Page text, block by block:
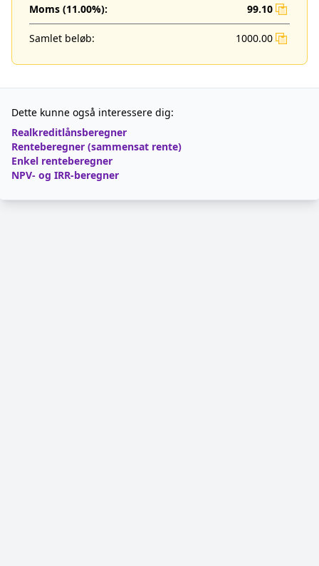
Moms (11.00%): 99.10
Samlet beløb: 1000.00
Dette kunne også interessere dig:
Realkreditlånsberegner
Renteberegner (sammensat rente)
Enkel renteberegner
NPV- og IRR-beregner